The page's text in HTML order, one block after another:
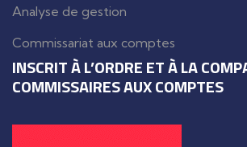
Analyse de gestion
Commissariat aux comptes
INSCRIT À L’ORDRE ET À LA
COMMISSAIRES AUX COMPTES